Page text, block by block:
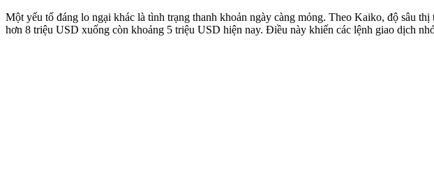
Một yếu tố đáng lo ngại khác là tình trạng thanh khoản ngày càng mỏng. Theo Kaiko, độ sâu
hơn 8 triệu USD xuống còn khoảng 5 triệu USD hiện nay. Điều này khiến các lệnh giao dịch